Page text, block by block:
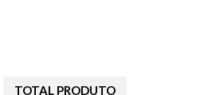
TOTAL PRODUTO